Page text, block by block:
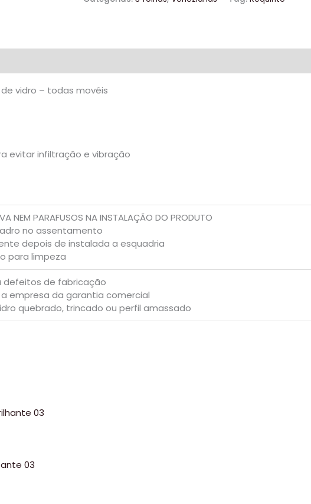
de vidro – todas movéis
evitar infiltração e vibração
NEM PARAFUSOS NA INSTALAÇÃO DO PRODUTO
no assentamento
depois de instalada a esquadria
para limpeza
defeitos de fabricação
empresa da garantia comercial
quebrado, trincado ou perfil amassado
03